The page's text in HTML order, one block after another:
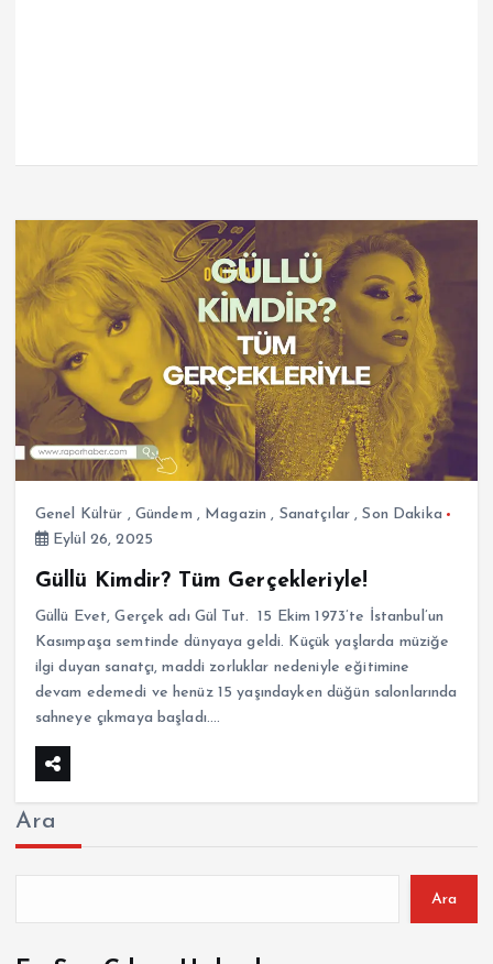
Genel Kültür , Gündem , Magazin , Sanatçılar,Son Dakika
Eylül 26, 2025
Güllü Kimdir? Tüm Gerçekleriyle!
Güllü Evet, Gerçek adı Gül Tut. 15 Ekim 1973’te İstanbul’un
Kasımpaşa semtinde dünyaya geldi. Küçük yaşlarda müziğe
ilgi duyan sanatçı, maddi zorluklar nedeniyle eğitimine
devam edemedi ve henüz 15 yaşındayken düğün salonlarında
sahneye çıkmaya başladı.…
Ara
Ara